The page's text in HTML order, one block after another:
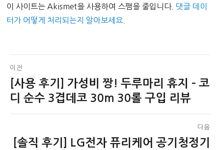
이 사이트는 Akismet을 사용하여 스팸을 줄입니다. 댓글 데이
터가 어떻게 처리되는지 알아보세요.
글
탐
색
이전
이
전
[사용 후기] 가성비 짱! 두루마리 휴지 – 코
디 순수 3겹데코 30m 30롤 구입 리뷰
다음
[솔직 후기] LG전자 퓨리케어 공기청정기